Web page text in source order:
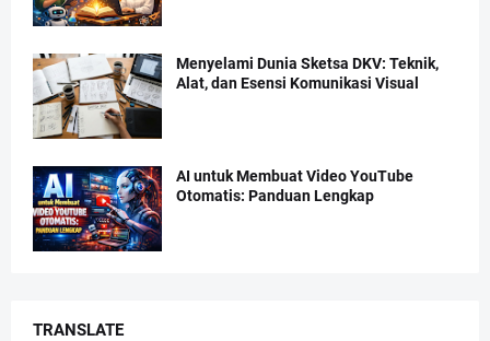
Menyelami Dunia Sketsa DKV: Teknik,
Alat, dan Esensi Komunikasi Visual
AI untuk Membuat Video YouTube
Otomatis: Panduan Lengkap
TRANSLATE